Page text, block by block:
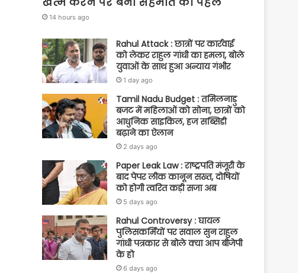
14 hours ago
Rahul Attack : छात्रों पर कार्रवाई
को लेकर राहुल गांधी का हमला, बोले
युवाओं के साथ हुआ अन्याय गंभीर
1 day ago
Tamil Nadu Budget : तमिलनाडु
बजट में महिलाओं को सोना, छात्रों को
आधुनिक साइकिल, हज सब्सिडी
बढ़ाने का ऐलान
2 days ago
Paper Leak Law : राष्ट्रपति मंजूरी के
बाद पेपर लीक कानून सख्त, दोषियों
को होगी त्वरित कड़ी सजा अब
5 days ago
Rahul Controversy : घायल
पुलिसकर्मियों पर सवाल सुन राहुल
गांधी पत्रकार से बोले क्या आप बीजेपी
के हो
6 days ago